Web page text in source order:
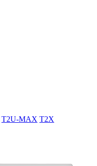
T2U-MAX T2X